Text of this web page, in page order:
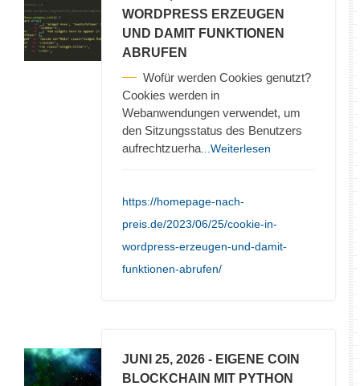
WORDPRESS ERZEUGEN
UND DAMIT FUNKTIONEN
ABRUFEN
Wofür werden Cookies genutzt?
Cookies werden in
Webanwendungen verwendet, um
den Sitzungsstatus des Benutzers
aufrechtzuerha ...Weiterlesen
https://homepage-nach-
preis.de/2023/06/25/cookie-in-
wordpress-erzeugen-und-damit-
funktionen-abrufen/
JUNI 25, 2026 - EIGENE COIN
BLOCKCHAIN MIT PYTHON